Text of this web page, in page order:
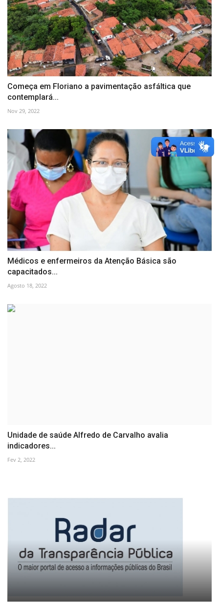
Começa em Floriano a pavimentação asfáltica que
contemplará...
Nov 29, 2022
Médicos e enfermeiros da Atenção Básica são
capacitados...
Agosto 18, 2022
Unidade de saúde Alfredo de Carvalho avalia
indicadores...
Fev 2, 2022